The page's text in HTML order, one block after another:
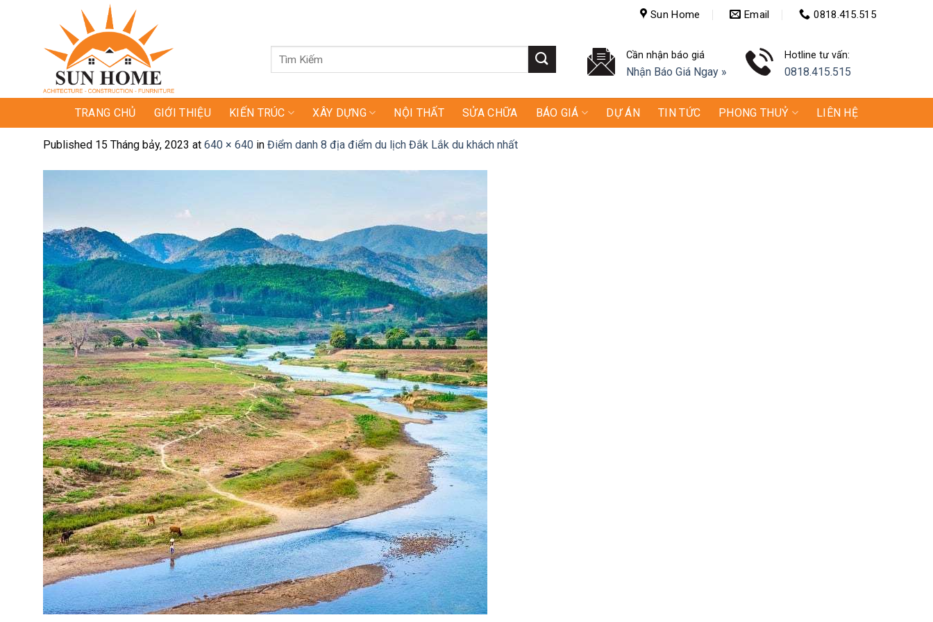
Sun Home Email 0818.415.515
Tìm
Cần nhận báo giá
Nhận Báo Giá Ngay »
Hotline tư vấn:
0818.415.515
TRANG CHỦ GIỚI THIỆU KIẾN TRÚC XÂY DỰNG NỘI THẤT SỬA CHỮA BÁO GIÁ DỰ ÁN TIN TỨC PHONG THUỶ LIÊN HỆ
Published 15 Tháng bảy, 2023 at 640 × 640 in Điểm danh 8 địa điểm du lịch Đắk Lắk du khách nhất